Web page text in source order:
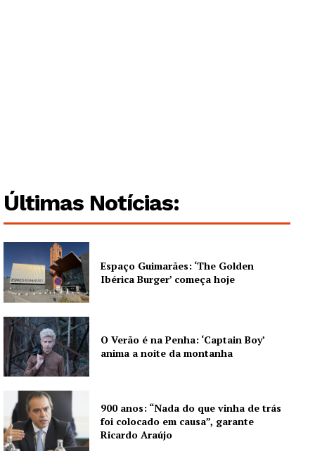
Últimas Notícias:
Espaço Guimarães: ‘The Golden
Ibérica Burger’ começa hoje
O Verão é na Penha: ‘Captain Boy’
anima a noite da montanha
900 anos: “Nada do que vinha de trás
foi colocado em causa”, garante
Ricardo Araújo